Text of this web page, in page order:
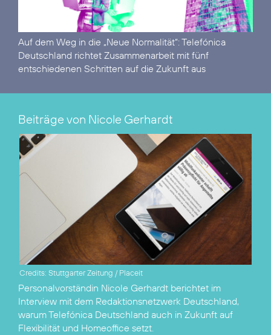
Auf dem Weg in die „Neue Normalität“: Telefónica
Deutschland richtet Zusammenarbeit mit fünf
entschiedenen Schritten auf die Zukunft aus
Beiträge von Nicole Gerhardt
Credits: Stuttgarter Zeitung / Placeit
Personalvorständin Nicole Gerhardt berichtet im
Interview mit dem Redaktionsnetzwerk Deutschland,
warum Telefónica Deutschland auch in Zukunft auf
Flexibilität und Homeoffice setzt.